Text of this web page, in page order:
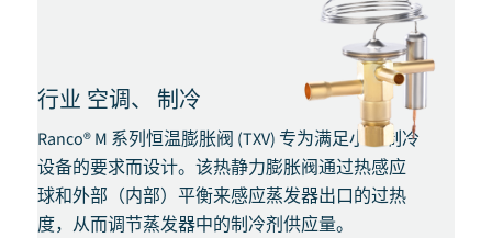
行业 空调、 制冷
Ranco® M 系列恒温膨胀阀 (TXV) 专为满足小型制冷
设备的要求而设计。该热静力膨胀阀通过热感应
球和外部（内部）平衡来感应蒸发器出口的过热
度，从而调节蒸发器中的制冷剂供应量。